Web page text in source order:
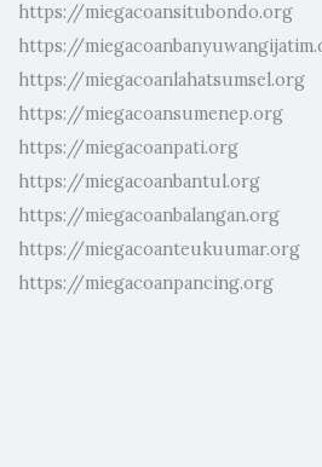
https://miegacoansitubondo.org
https://
https://miegacoanlahatsumsel.org
https://miegacoansumenep.org
https://miegacoanpati.org
https://miegacoanbantul.org
https://miegacoanbalangan.org
https://miegacoanteukuumar.org
https://miegacoanpancing.org